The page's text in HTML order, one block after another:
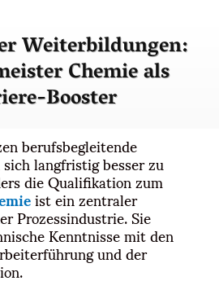
Weiterbildungen:
Chemie als
Booster
berufsbegleitende
langfristig besser zu
die Qualifikation zum
ist ein zentraler
Prozessindustrie. Sie
Kenntnisse mit den
und der